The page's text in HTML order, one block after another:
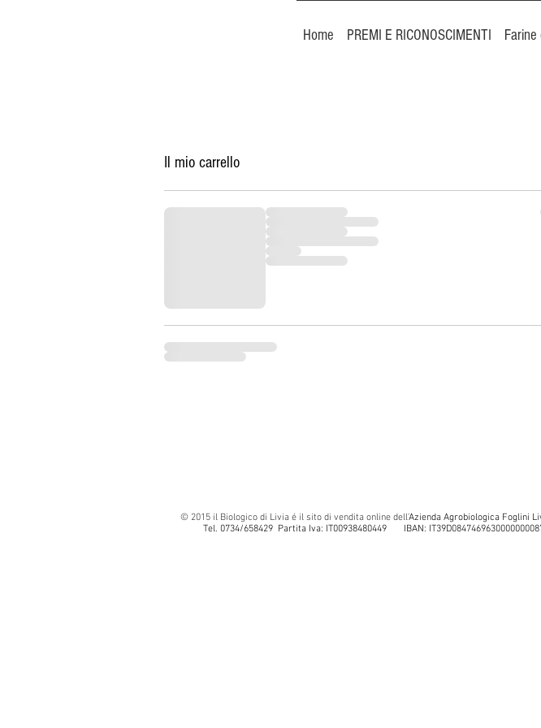
Home PREMI E RICONOSCIMENTI
Il mio carrello
© 2015 il Biologico di Livia é il sito di vendita online dell'Azienda Agrobiologica Foglini
Tel. 0734/658429 Partita Iva: